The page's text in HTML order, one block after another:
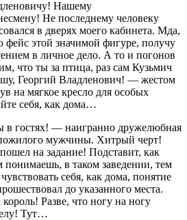
Нашему
Не последнему человеку
в дверях моего кабинета. Мда,
фейс этой значимой фигуре, получу
в личное дело. А то и погонов
что ты за птица, раз сам Кузьмич
Георгий Владленович! — жестом
на мягкое кресло для особых
себя, как дома…
гостях! — наигранно дружелюбная
мужчины. Хитрый черт!
на задание! Подставит, как
в таком заведении, тем
себя, как дома, понятие
до указанного места.
король! Разве, что ногу на ногу
Тут…